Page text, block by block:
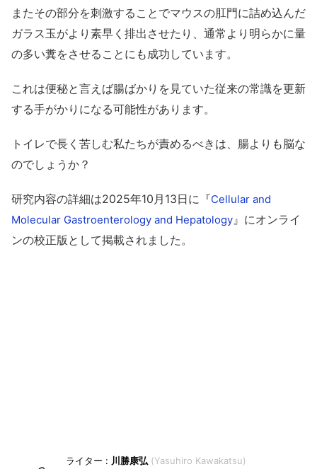
またその部分を刺激することでマウスの肛門に詰め込んだ
ガラス玉がより素早く排出させたり、通常より明らかに量
の多い糞をさせることにも成功しています。
これは便秘と言えば腸ばかりを見ていた従来の常識を更新
する手がかりになる可能性があります。
トイレで長く苦しむ私たちが責めるべきは、腸よりも脳な
のでしょうか？
研究内容の詳細は2025年10月13日に『Cellular and
Molecular Gastroenterology and Hepatology 』にオンライ
ンの校正版として掲載されました。
川勝康弘 Yasuhiro Kawakatsu